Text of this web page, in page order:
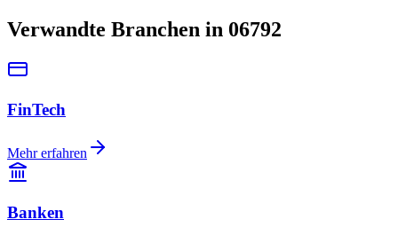
Verwandte Branchen in 06792
FinTech
Mehr erfahren
Banken